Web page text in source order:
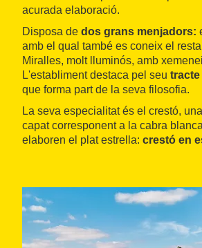
acurada elaboració.
Disposa de dos grans menjadors:
amb el qual també es coneix el
Miralles, molt lluminós, amb
L'establiment destaca pel seu tracte
que forma part de la seva filosofia.
La seva especialitat és el crestó,
capat corresponent a la cabra
elaboren el plat estrella: crestó en